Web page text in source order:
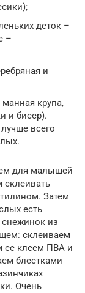
деток –
–
и
крупа,
и бисер).
всего
для малышей
Затем
есть
снежинок из
склеиваем
ее клеем ПВА и
блестками
Очень